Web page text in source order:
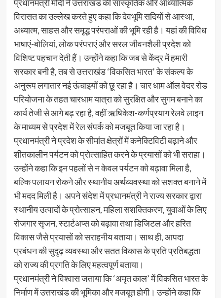
प्रधानमंत्री मोदी ने उत्तराखंड की सांस्कृतिक और आध्यात्मिक
विरासत का उल्लेख करते हुए कहा कि देवभूमि सदियों से आस्था,
अध्यात्म, साहस और समृद्ध परंपराओं की भूमि रही है। यहां की विविध
भाषाएं-बोलियां, लोक परंपराएं और सरल जीवनशैली प्रदेश को
विशिष्ट पहचान देती हैं। उन्होंने कहा कि जब से केंद्र में हमारी
सरकार बनी है, तब से उत्तराखंड ‘विकसित भारत’ के संकल्प के
अनुरूप लगातार नई ऊंचाइयों को छू रहा है। चार धाम ऑल वेदर रोड
परियोजना के तहत चारधाम यात्रा को सुरक्षित और सुगम बनाने का
कार्य तेजी से आगे बढ़ रहा है, वहीं ऋषिकेश-कर्णप्रयाग रेलवे लाइन
के माध्यम से प्रदेश में रेल संपर्क को मजबूत किया जा रहा है।
प्रधानमंत्री ने प्रदेश के सीमांत क्षेत्रों में कनेक्टिविटी बढ़ाने और
शीतकालीन पर्यटन को प्रोत्साहित करने के प्रयासों को भी सराहा।
उन्होंने कहा कि इन पहलों से न केवल पर्यटन को बढ़ावा मिला है,
बल्कि पलायन रोकने और स्थानीय अर्थव्यवस्था को सशक्त बनाने में
भी मदद मिली है। अपने संदेश में प्रधानमंत्री ने राज्य सरकार द्वारा
स्थानीय उत्पादों के प्रोत्साहन, महिला सशक्तिकरण, युवाओं के लिए
रोजगार सृजन, स्टार्टअप्स को बढ़ावा तथा डिजिटल और हरित
विकास जैसे प्रयासों को सराहनीय बताया। साथ ही, आपदा
प्रबंधन की सुदृढ़ व्यवस्था और सतत विकास के प्रति प्रतिबद्धता
को राज्य की प्रगति के लिए महत्वपूर्ण बताया।
प्रधानमंत्री ने विश्वास जताया कि ‘अमृत काल’ में विकसित भारत के
निर्माण में उत्तराखंड की भूमिका और मजबूत होगी। उन्होंने कहा कि